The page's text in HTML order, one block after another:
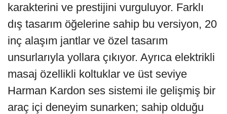
karakterini ve prestijini vurguluyor. Farklı
dış tasarım öğelerine sahip bu versiyon, 20
inç alaşım jantlar ve özel tasarım
unsurlarıyla yollara çıkıyor. Ayrıca elektrikli
masaj özellikli koltuklar ve üst seviye
Harman Kardon ses sistemi ile gelişmiş bir
araç içi deneyim sunarken; sahip olduğu